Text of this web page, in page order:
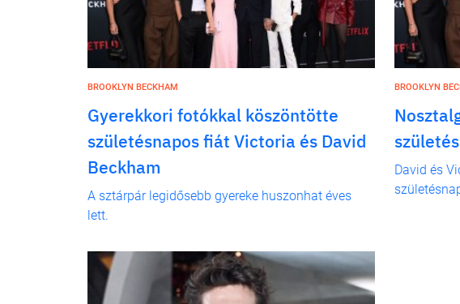
BROOKLYN BECKHAM
Gyerekkori fotókkal köszöntötte
születésnapos fiát Victoria és David
Beckham
A sztárpár legidősebb gyereke huszonhat éves
lett.
BROOKLYN
David és